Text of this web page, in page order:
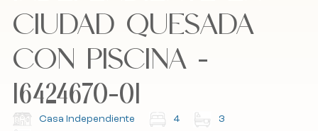
Acepto la política de cookies, la política de
Suscríbete a nuestro boletín.
Acepto la política de cookies, la política de
Suscríbete a nuestro boletín.
CIUDAD QUESADA
CON PISCINA -
16424670-01
Casa Independiente 4
3